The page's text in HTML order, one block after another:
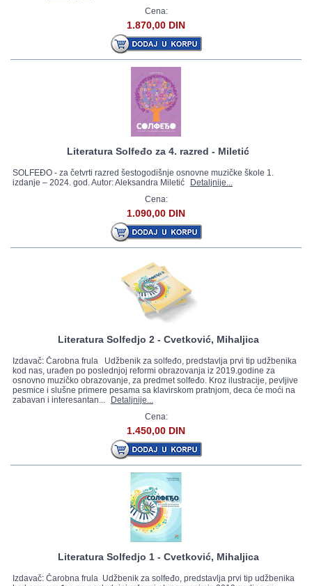
Cena:
1.870,00 DIN
Literatura Solfeđo za 4. razred - Miletić
SOLFEĐO - za četvrti razred šestogodišnje osnovne muzičke škole 1.
izdanje – 2024. god. Autor: Aleksandra Miletić
Detaljnije...
Cena:
1.090,00 DIN
Literatura Solfedjo 2 - Cvetković, Mihaljica
Izdavač: Čarobna frula Udžbenik za solfeđo, predstavlja prvi tip udžbenika
kod nas, urađen po poslednjoj reformi obrazovanja iz 2019.godine za
osnovno muzičko obrazovanje, za predmet solfeđo. Kroz ilustracije, pevljive
pesmice i slušne primere pesama sa klavirskom pratnjom, deca će moći na
zabavan i interesantan...
Detaljnije...
Cena:
1.450,00 DIN
Literatura Solfedjo 1 - Cvetković, Mihaljica
Izdavač: Čarobna frula Udžbenik za solfeđo, predstavlja prvi tip udžbenika